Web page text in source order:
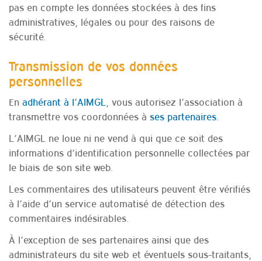
pas en compte les données stockées à des fins
administratives, légales ou pour des raisons de
sécurité.
Transmission de vos données
personnelles
En adhérant à l’AIMGL
, vous autorisez l’association à
transmettre vos coordonnées à ses partenaires
L’AIMGL ne loue ni ne vend à qui que ce soit des
informations d’identification personnelle collectées par
le biais de son site web.
Les commentaires des utilisateurs peuvent être vérifiés
à l’aide d’un service automatisé de détection des
commentaires indésirables.
À l’exception de ses partenaires ainsi que des
administrateurs du site web et éventuels sous-traitants,